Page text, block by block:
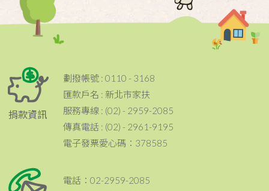
捐款資訊
劃撥帳號 : 0110 - 3168
匯款戶名 : 新北市家扶
服務專線 : (02) - 2959-2085
傳真電話 : (02) - 2961-9195
電子發票愛心碼：378585
電話：02-2959-2085